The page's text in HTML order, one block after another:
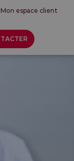
Mon espace client